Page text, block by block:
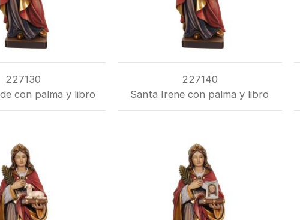
227130
con palma y libro
227140
Santa Irene con palma y libro